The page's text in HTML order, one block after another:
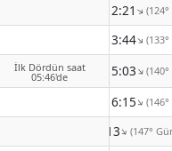
12:21↑
13:44↑
İlk Dördün saat
05:46'de 15:03↑
16:15↑
17:13↑(147°